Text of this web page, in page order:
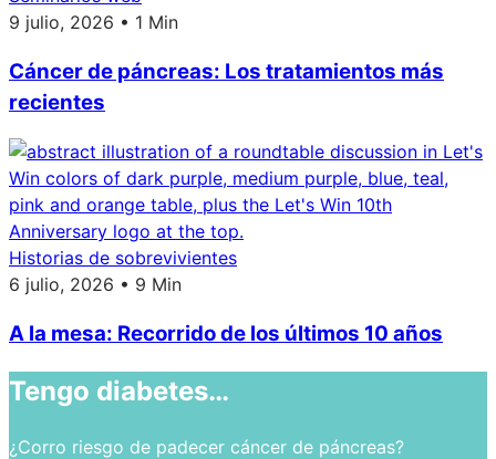
9 julio, 2026 • 1 Min
Cáncer de páncreas: Los tratamientos más
recientes
Historias de sobrevivientes
6 julio, 2026 • 9 Min
A la mesa: Recorrido de los últimos 10 años
Tengo diabetes…
¿Corro riesgo de padecer cáncer de páncreas?